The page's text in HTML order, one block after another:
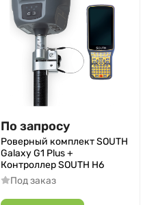
По запросу
Роверный комплект SOUTH
Galaxy G1 Plus +
Контроллер SOUTH H6
Под заказ